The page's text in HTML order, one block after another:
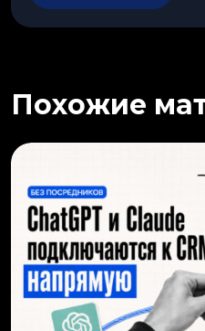
Похожие